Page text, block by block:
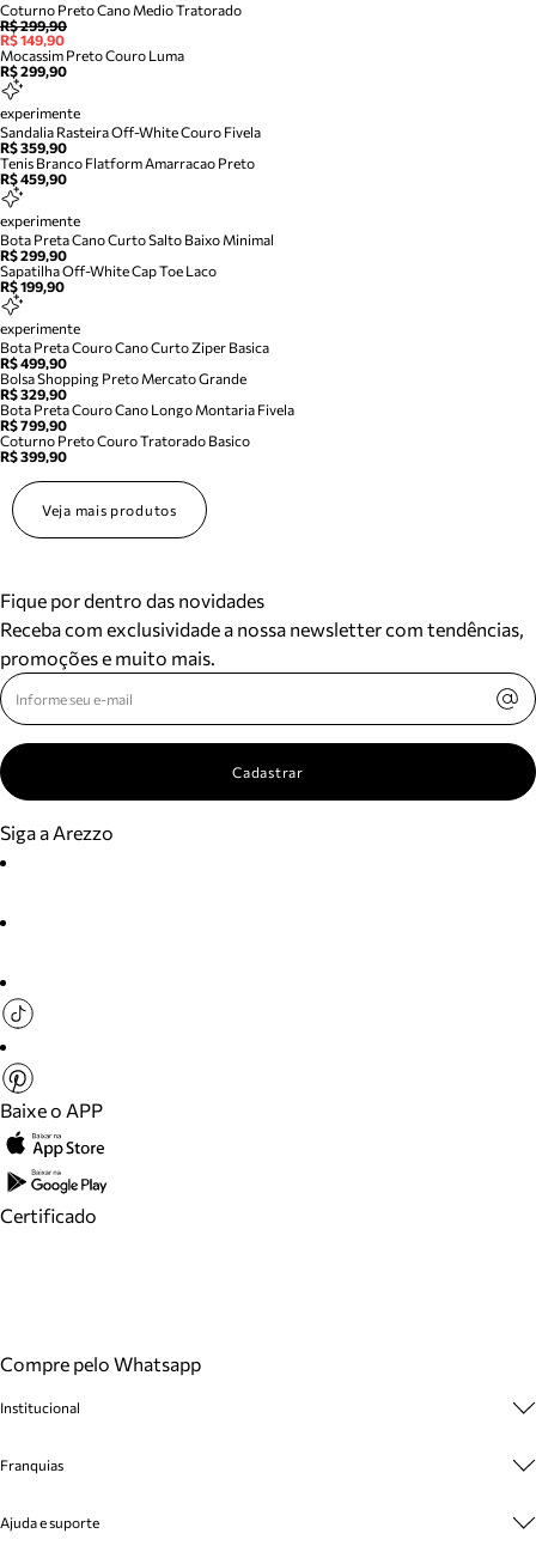
Coturno Preto Cano Medio Tratorado
R$ 299,90
R$ 149,90
Mocassim Preto Couro Luma
R$ 299,90
experimente
Sandalia Rasteira Off-White Couro Fivela
R$ 359,90
Tenis Branco Flatform Amarracao Preto
R$ 459,90
experimente
Bota Preta Cano Curto Salto Baixo Minimal
R$ 299,90
Sapatilha Off-White Cap Toe Laco
R$ 199,90
experimente
Bota Preta Couro Cano Curto Ziper Basica
R$ 499,90
Bolsa Shopping Preto Mercato Grande
R$ 329,90
Bota Preta Couro Cano Longo Montaria Fivela
R$ 799,90
Coturno Preto Couro Tratorado Basico
R$ 399,90
Veja mais produtos
Fique por dentro das novidades
Receba com exclusividade a nossa newsletter com tendências,
promoções e muito mais.
Cadastrar
Siga a Arezzo
Baixe o APP
Certificado
Compre pelo Whatsapp
Institucional
Cashback
Venda Corporativa
Franquias
Plano de Negócio
Ajuda e suporte